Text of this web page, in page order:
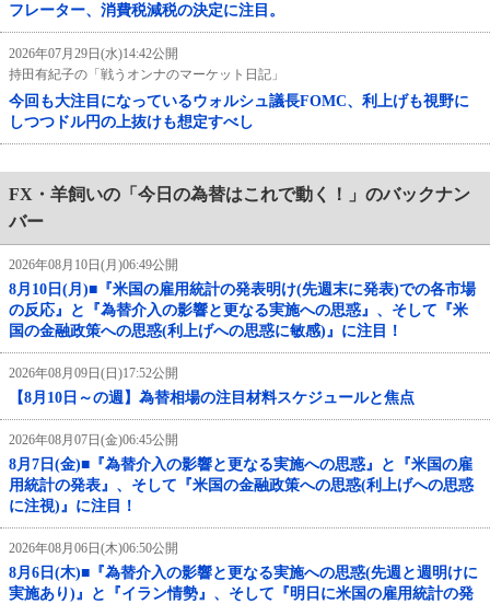
フレーター、消費税減税の決定に注目。
2026年07月29日(水)14:42公開
持田有紀子の「戦うオンナのマーケット日記」
今回も大注目になっているウォルシュ議長FOMC、利上げも視野に
しつつドル円の上抜けも想定すべし
FX・羊飼いの「今日の為替はこれで動く！」のバックナン
バー
2026年08月10日(月)06:49公開
8月10日(月)■『米国の雇用統計の発表明け(先週末に発表)での各市場
の反応』と『為替介入の影響と更なる実施への思惑』、そして『米
国の金融政策への思惑(利上げへの思惑に敏感)』に注目！
2026年08月09日(日)17:52公開
【8月10日～の週】為替相場の注目材料スケジュールと焦点
2026年08月07日(金)06:45公開
8月7日(金)■『為替介入の影響と更なる実施への思惑』と『米国の雇
用統計の発表』、そして『米国の金融政策への思惑(利上げへの思惑
に注視)』に注目！
2026年08月06日(木)06:50公開
8月6日(木)■『為替介入の影響と更なる実施への思惑(先週と週明けに
実施あり)』と『イラン情勢』、そして『明日に米国の雇用統計の発